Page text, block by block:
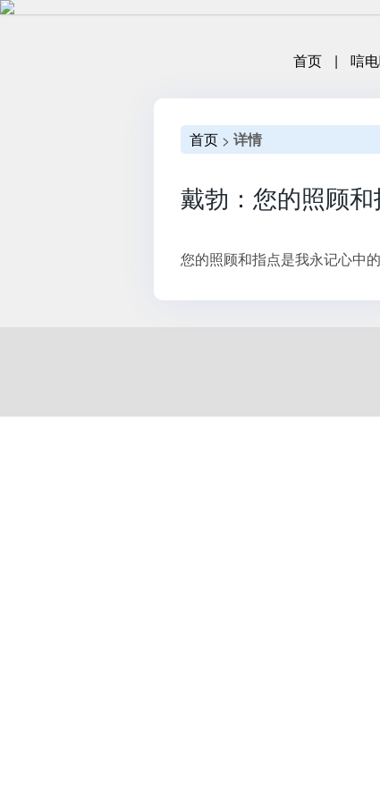
首页 | 唁
首页 > 详情
戴勃：您的照顾
您的照顾和指点是我永记心中